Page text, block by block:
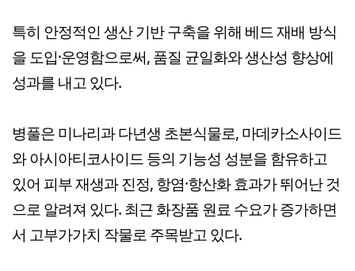
특히 안정적인 생산 기반 구축을 위해 베드 재배 방식
을 도입·운영함으로써, 품질 균일화와 생산성 향상에
성과를 내고 있다.
병풀은 미나리과 다년생 초본식물로, 마데카소사이드
와 아시아티코사이드 등의 기능성 성분을 함유하고
있어 피부 재생과 진정, 항염·항산화 효과가 뛰어난 것
으로 알려져 있다. 최근 화장품 원료 수요가 증가하면
서 고부가가치 작물로 주목받고 있다.